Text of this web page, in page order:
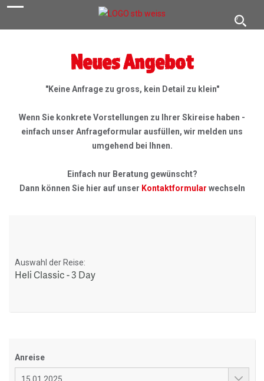
Neues Angebot
"Keine Anfrage zu gross, kein Detail zu klein"
Wenn Sie konkrete Vorstellungen zu Ihrer Skireise haben -
einfach unser Anfrageformular ausfüllen, wir melden uns
umgehend bei Ihnen.
Einfach nur Beratung gewünscht?
Dann können Sie hier auf unser Kontaktformular wechseln
Auswahl der Reise:
Heli Classic - 3 Day
Anreise